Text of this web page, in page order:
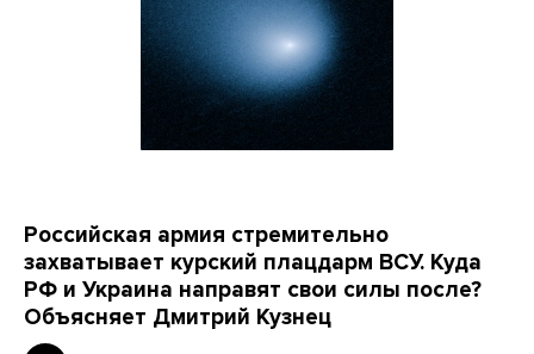
Российская армия стремительно
захватывает курский плацдарм ВСУ. Куда
РФ и Украина направят свои силы после?
Объясняет Дмитрий Кузнец